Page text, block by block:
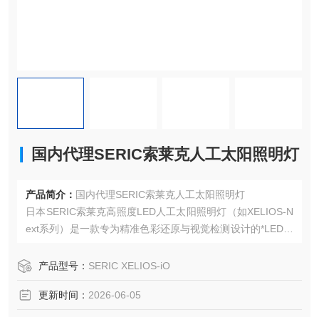
国内代理SERIC索莱克人工太阳照明灯
产品简介： 国内代理SERIC索莱克人工太阳照明灯
‌日本SERIC索莱克高照度LED人工太阳照明灯‌（如XELIOS-N
ext系列）是一款专为精准色彩还原与视觉检测设计的*LED光
色温约为‌5500K‌，显色指数高达‌Ra≥96‌，部分型号可达Ra9
产品型号： SERIC XELIOS-iO
更新时间： 2026-06-05